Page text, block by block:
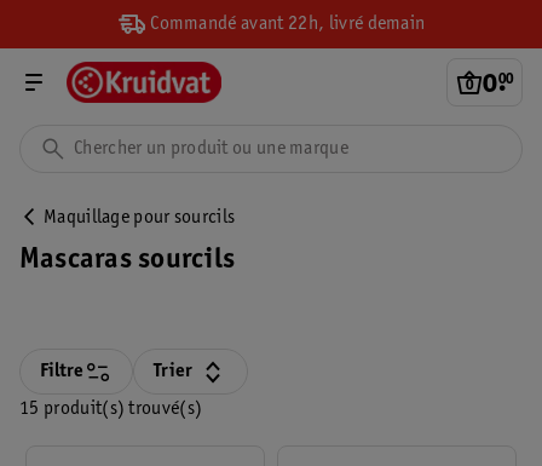
Commandé avant 22h, livré demain
0.
00
Maquillage pour sourcils
Mascaras sourcils
15 produit(s) trouvé(s)
Filtre Trier